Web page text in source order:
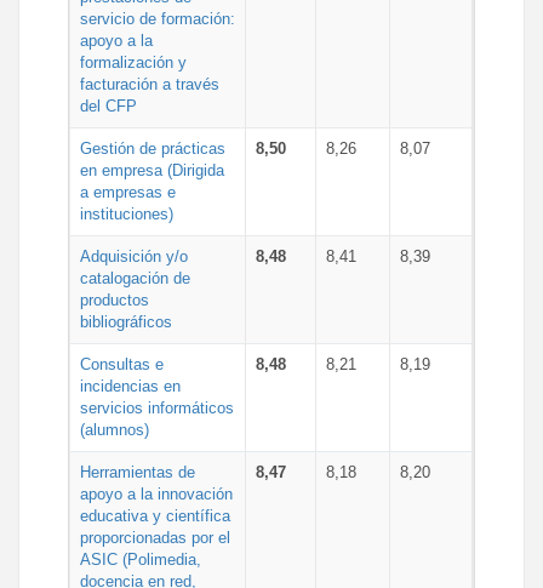
servicio de formación:
apoyo a la
formalización y
facturación a través
del CFP
Gestión de prácticas
en empresa (Dirigida
a empresas e
instituciones)
8,50 8,26 8,07
Adquisición y/o
catalogación de
productos
bibliográficos
8,48 8,41 8,39
Consultas e
incidencias en
servicios informáticos
(alumnos)
8,48 8,21 8,19
Herramientas de
apoyo a la innovación
educativa y científica
proporcionadas por el
ASIC (Polimedia,
docencia en red,
8,47 8,18 8,20